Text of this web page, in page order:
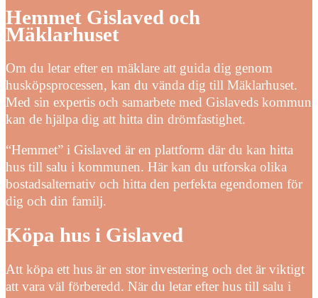
Hemmet Gislaved och
Mäklarhuset
Om du letar efter en mäklare att guida dig genom
husköpsprocessen, kan du vända dig till Mäklarhuset.
Med sin expertis och samarbete med Gislaveds kommun
kan de hjälpa dig att hitta din drömfastighet.
“Hemmet” i Gislaved är en plattform där du kan hitta
hus till salu i kommunen. Här kan du utforska olika
bostadsalternativ och hitta den perfekta egendomen för
dig och din familj.
Köpa hus i Gislaved
Att köpa ett hus är en stor investering och det är viktigt
att vara väl förberedd. När du letar efter hus till salu i